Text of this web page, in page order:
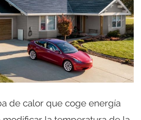
de calor que coge energía